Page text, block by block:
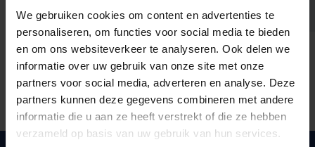
We gebruiken cookies om content en advertenties te
personaliseren, om functies voor social media te bieden
en om ons websiteverkeer te analyseren. Ook delen we
informatie over uw gebruik van onze site met onze
partners voor social media, adverteren en analyse. Deze
partners kunnen deze gegevens combineren met andere
informatie die u aan ze heeft verstrekt of die ze hebben
verzameld op basis van uw gebruik van hun services.